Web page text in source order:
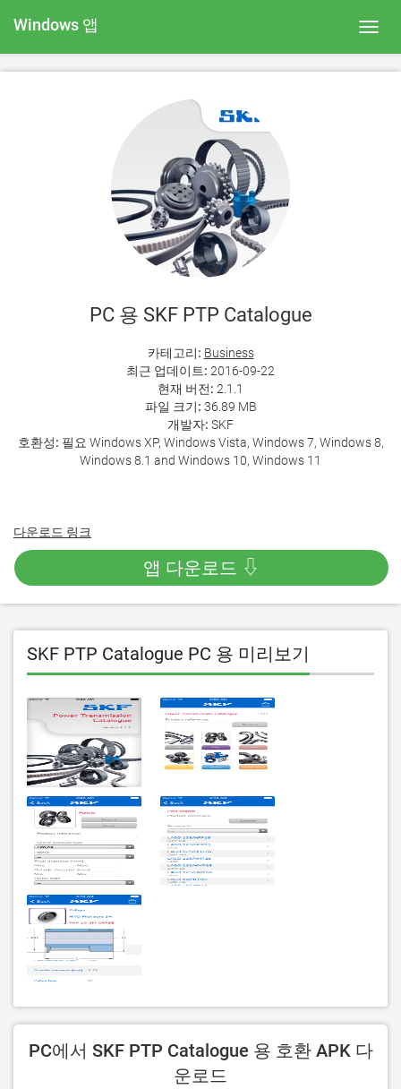
Windows 앱
PC 용 SKF PTP Catalogue
카테고리: Business
최근 업데이트: 2016-09-22
현재 버전: 2.1.1
파일 크기: 36.89 MB
개발자: SKF
호환성: 필요 Windows XP, Windows Vista, Windows 7, Windows 8,
Windows 8.1 and Windows 10, Windows 11
다운로드 링크
앱 다운로드 ⇩
SKF PTP Catalogue PC 용 미리보기
PC에서 SKF PTP Catalogue 용 호환 APK 다
운로드